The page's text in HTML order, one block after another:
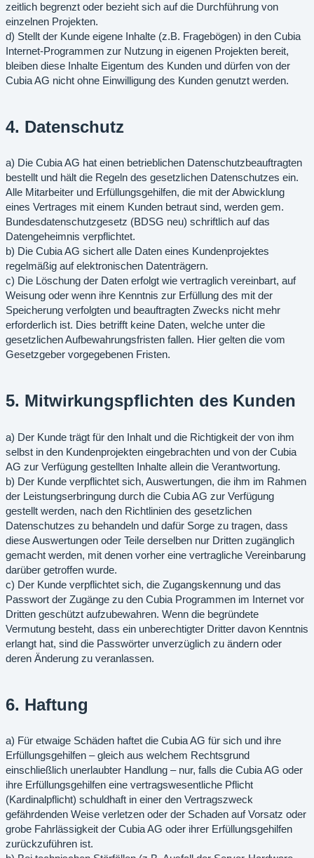
zeitlich begrenzt oder bezieht sich auf die Durchführung von
einzelnen Projekten.
d) Stellt der Kunde eigene Inhalte (z.B. Fragebögen) in den Cubia
Internet-Programmen zur Nutzung in eigenen Projekten bereit,
bleiben diese Inhalte Eigentum des Kunden und dürfen von der
Cubia AG nicht ohne Einwilligung des Kunden genutzt werden.
4. Datenschutz
a) Die Cubia AG hat einen betrieblichen Datenschutzbeauftragten
bestellt und hält die Regeln des gesetzlichen Datenschutzes ein.
Alle Mitarbeiter und Erfüllungsgehilfen, die mit der Abwicklung
eines Vertrages mit einem Kunden betraut sind, werden gem.
Bundesdatenschutzgesetz (BDSG neu) schriftlich auf das
Datengeheimnis verpflichtet.
b) Die Cubia AG sichert alle Daten eines Kundenprojektes
regelmäßig auf elektronischen Datenträgern.
c) Die Löschung der Daten erfolgt wie vertraglich vereinbart, auf
Weisung oder wenn ihre Kenntnis zur Erfüllung des mit der
Speicherung verfolgten und beauftragten Zwecks nicht mehr
erforderlich ist. Dies betrifft keine Daten, welche unter die
gesetzlichen Aufbewahrungsfristen fallen. Hier gelten die vom
Gesetzgeber vorgegebenen Fristen.
5. Mitwirkungspflichten des Kunden
a) Der Kunde trägt für den Inhalt und die Richtigkeit der von ihm
selbst in den Kundenprojekten eingebrachten und von der Cubia
AG zur Verfügung gestellten Inhalte allein die Verantwortung.
b) Der Kunde verpflichtet sich, Auswertungen, die ihm im Rahmen
der Leistungserbringung durch die Cubia AG zur Verfügung
gestellt werden, nach den Richtlinien des gesetzlichen
Datenschutzes zu behandeln und dafür Sorge zu tragen, dass
diese Auswertungen oder Teile derselben nur Dritten zugänglich
gemacht werden, mit denen vorher eine vertragliche Vereinbarung
darüber getroffen wurde.
c) Der Kunde verpflichtet sich, die Zugangskennung und das
Passwort der Zugänge zu den Cubia Programmen im Internet vor
Dritten geschützt aufzubewahren. Wenn die begründete
Vermutung besteht, dass ein unberechtigter Dritter davon Kenntnis
erlangt hat, sind die Passwörter unverzüglich zu ändern oder
deren Änderung zu veranlassen.
6. Haftung
a) Für etwaige Schäden haftet die Cubia AG für sich und ihre
Erfüllungsgehilfen – gleich aus welchem Rechtsgrund
einschließlich unerlaubter Handlung – nur, falls die Cubia AG oder
ihre Erfüllungsgehilfen eine vertragswesentliche Pflicht
(Kardinalpflicht) schuldhaft in einer den Vertragszweck
gefährdenden Weise verletzen oder der Schaden auf Vorsatz oder
grobe Fahrlässigkeit der Cubia AG oder ihrer Erfüllungsgehilfen
zurückzuführen ist.